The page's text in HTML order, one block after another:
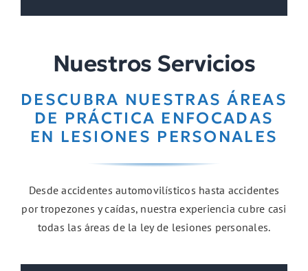
Nuestros Servicios
DESCUBRA NUESTRAS ÁREAS
DE PRÁCTICA ENFOCADAS
EN LESIONES PERSONALES
Desde accidentes automovilísticos hasta accidentes
por tropezones y caídas, nuestra experiencia cubre casi
todas las áreas de la ley de lesiones personales.